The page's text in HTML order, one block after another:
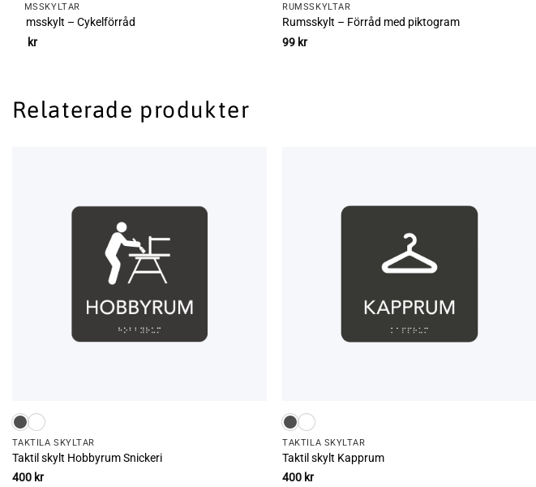
RUMS­SKYLTAR
Rumsskylt – Cykelförråd
kr
RUMS­SKYLTAR
Rumsskylt – Förråd med piktogram
99 kr
Relaterade produkter
TAKTILA SKYLTAR
Taktil skylt Hobbyrum Snickeri
400 kr
TAKTILA SKYLTAR
Taktil skylt Kapprum
400 kr